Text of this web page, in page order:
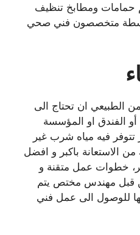
حمامات ومطابخ تنظيف
متخصصون فني صحي
الطبيعي ان تحتاج الى
الفندق او المؤسسة
تتوفر فيه مياه شرب غير
الاستعانة باكبر و افضل
خطوات عمل متقنة و
قبل مهندس مختص يتم
للوصول الى عمل فني